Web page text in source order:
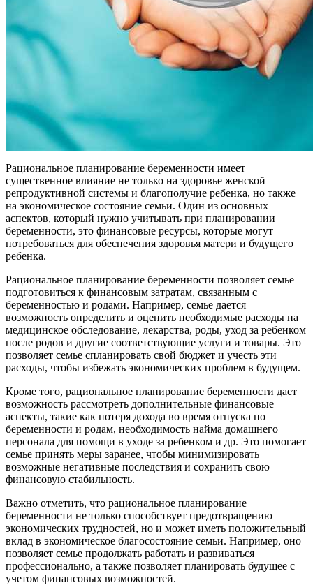
Рациональное планирование беременности имеет
существенное влияние не только на здоровье женской
репродуктивной системы и благополучие ребенка, но также
на экономическое состояние семьи. Один из основных
аспектов, который нужно учитывать при планировании
беременности, это финансовые ресурсы, которые могут
потребоваться для обеспечения здоровья матери и будущего
ребенка.
Рациональное планирование беременности позволяет семье
подготовиться к финансовым затратам, связанным с
беременностью и родами. Например, семье дается
возможность определить и оценить необходимые расходы на
медицинское обследование, лекарства, роды, уход за ребенком
после родов и другие соответствующие услуги и товары. Это
позволяет семье спланировать свой бюджет и учесть эти
расходы, чтобы избежать экономических проблем в будущем.
Кроме того, рациональное планирование беременности дает
возможность рассмотреть дополнительные финансовые
аспекты, такие как потеря дохода во время отпуска по
беременности и родам, необходимость найма домашнего
персонала для помощи в уходе за ребенком и др. Это помогает
семье принять меры заранее, чтобы минимизировать
возможные негативные последствия и сохранить свою
финансовую стабильность.
Важно отметить, что рациональное планирование
беременности не только способствует предотвращению
экономических трудностей, но и может иметь положительный
вклад в экономическое благосостояние семьи. Например, оно
позволяет семье продолжать работать и развиваться
профессионально, а также позволяет планировать будущее с
учетом финансовых возможностей.